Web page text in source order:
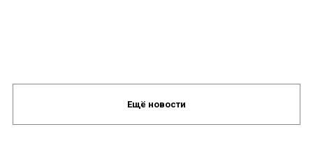
Ещё новости